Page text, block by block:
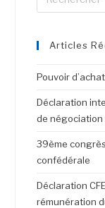
Articles
Pouvoir
Déclaration
de
39ème
confédérale
Déclaration
rémunération